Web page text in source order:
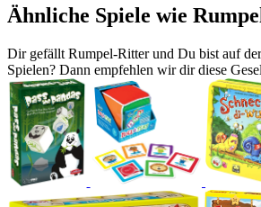
Ähnliche Spiele wie
Dir gefällt Rumpel-Ritter und Du bist auf
Spielen? Dann empfehlen wir dir diese